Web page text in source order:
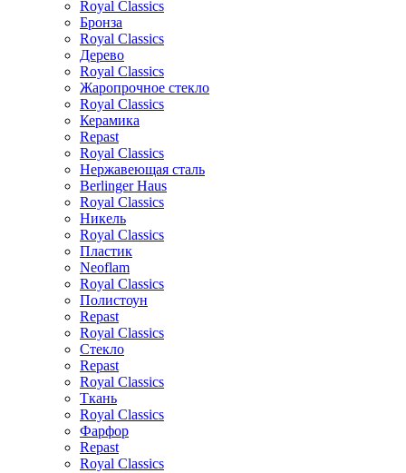
Royal Classics
Бронза
Royal Classics
Дерево
Royal Classics
Жаропрочное стекло
Royal Classics
Керамика
Repast
Royal Classics
Нержавеющая сталь
Berlinger Haus
Royal Classics
Никель
Royal Classics
Пластик
Neoflam
Royal Classics
Полистоун
Repast
Royal Classics
Стекло
Repast
Royal Classics
Ткань
Royal Classics
Фарфор
Repast
Royal Classics